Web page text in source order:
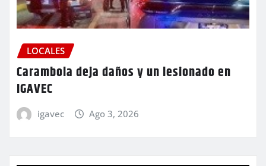
LOCALES
Carambola deja daños y un lesionado en
IGAVEC
igavec Ago 3, 2026